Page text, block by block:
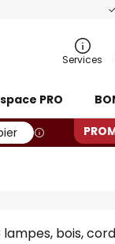
Services
PRO
bois,